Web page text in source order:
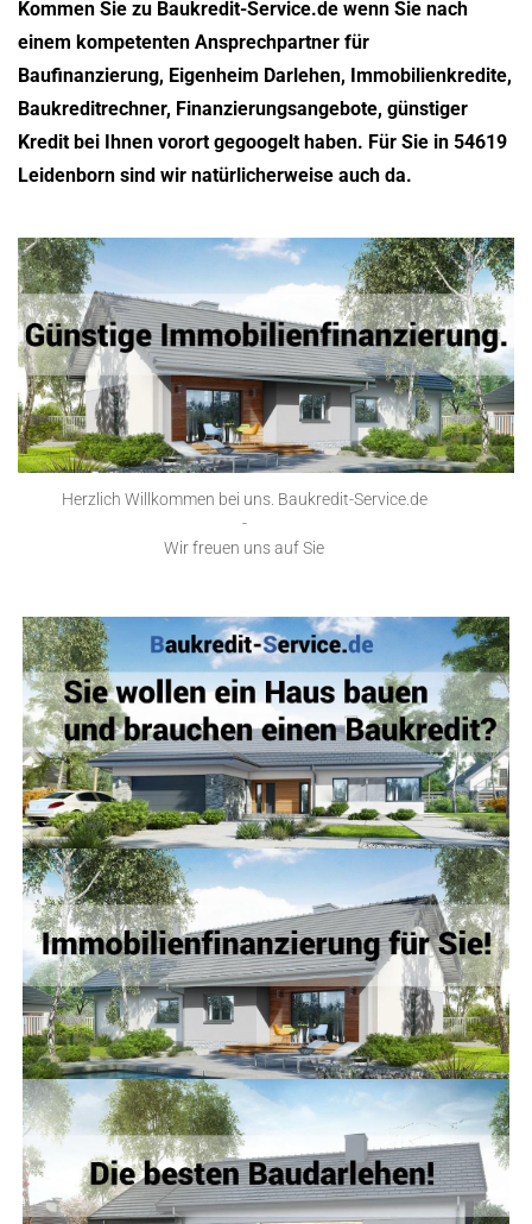
Kommen Sie zu Baukredit-Service.de wenn Sie nach
einem kompetenten Ansprechpartner für
Baufinanzierung, Eigenheim Darlehen, Immobilienkredite,
Baukreditrechner, Finanzierungsangebote, günstiger
Kredit bei Ihnen vorort gegoogelt haben. Für Sie in 54619
Leidenborn sind wir natürlicherweise auch da.
Herzlich Willkommen bei uns. Baukredit-Service.de
-
Wir freuen uns auf Sie